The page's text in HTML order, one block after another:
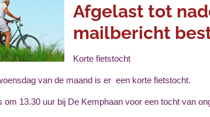
Afgelast tot
mailbericht
Korte fietstocht
van de maand is er een korte fietstocht.
om 13.30 uur bij De Kemphaan voor een tocht van